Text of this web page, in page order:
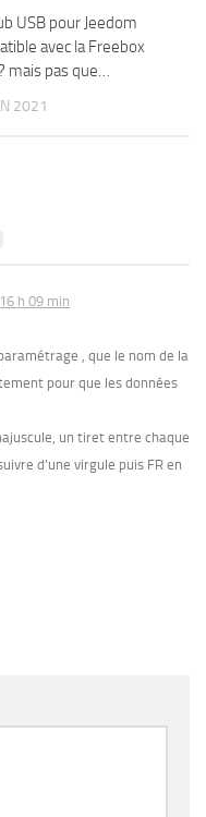
USB pour Jeedom
avec la Freebox
mais pas que…
2021
h 09 min
, que le nom de la
pour que les données
un tiret entre chaque
d’une virgule puis FR en